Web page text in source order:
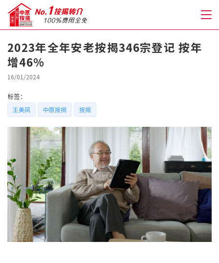
关于我们
人才房贷・开户优惠
免费房贷转介服务
免费开户转介服务
私人贷款
优惠礼遇
新盘优越按揭优惠
2023年全年安老按揭346宗登记 按年
增46%
16/01/2024
标签：
王美凤 中原按揭 按揭